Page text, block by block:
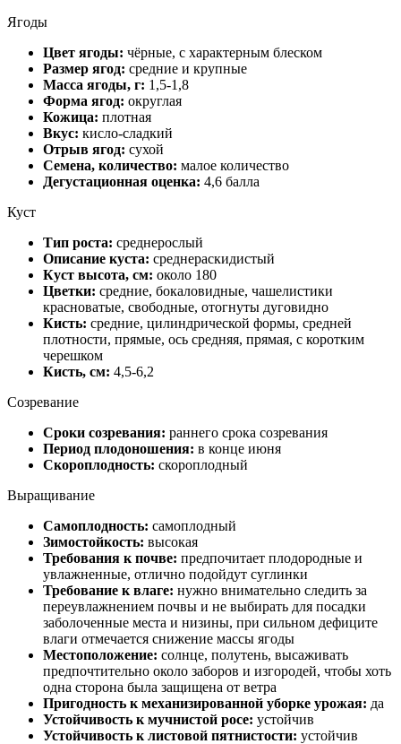
Ягоды
Цвет ягоды: чёрные, с характерным блеском
Размер ягод: средние и крупные
Масса ягоды, г: 1,5-1,8
Форма ягод: округлая
Кожица: плотная
Вкус: кисло-сладкий
Отрыв ягод: сухой
Семена, количество: малое количество
Дегустационная оценка: 4,6 балла
Куст
Тип роста: среднерослый
Описание куста: среднераскидистый
Куст высота, см: около 180
Цветки: средние, бокаловидные, чашелистики
красноватые, свободные, отогнуты дуговидно
Кисть: средние, цилиндрической формы, средней
плотности, прямые, ось средняя, прямая, с коротким
черешком
Кисть, см: 4,5-6,2
Созревание
Сроки созревания: раннего срока созревания
Период плодоношения: в конце июня
Скороплодность: скороплодный
Выращивание
Самоплодность: самоплодный
Зимостойкость: высокая
Требования к почве: предпочитает плодородные и
увлажненные, отлично подойдут суглинки
Требование к влаге: нужно внимательно следить за
переувлажнением почвы и не выбирать для посадки
заболоченные места и низины, при сильном дефиците
влаги отмечается снижение массы ягоды
Местоположение: солнце, полутень, высаживать
предпочтительно около заборов и изгородей, чтобы хоть
одна сторона была защищена от ветра
Пригодность к механизированной уборке урожая: да
Устойчивость к мучнистой росе: устойчив
Устойчивость к листовой пятнистости: устойчив